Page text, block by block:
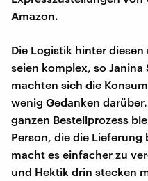
Amazon.
Die Logistik hinter
seien komplex, so
machten sich die
wenig Gedanken
ganzen Bestellprozess
Person, die die
macht es einfacher zu
und Hektik drin stecken